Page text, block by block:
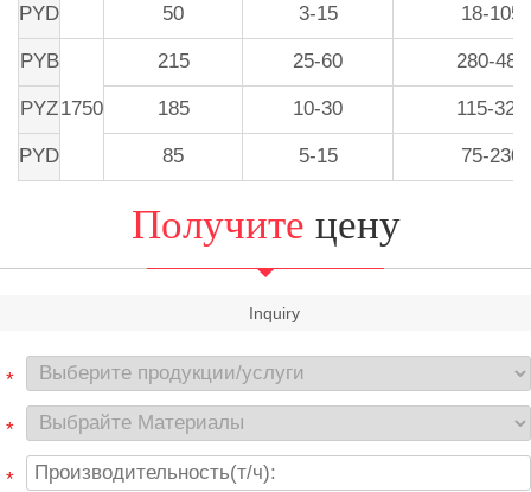
PYD 50 3-15 18-105
PYB
1750
215 25-60 280-480
PYZ 185 10-30 115-320
PYD 85 5-15 75-230
Получите цену
Inquiry
*
*
*